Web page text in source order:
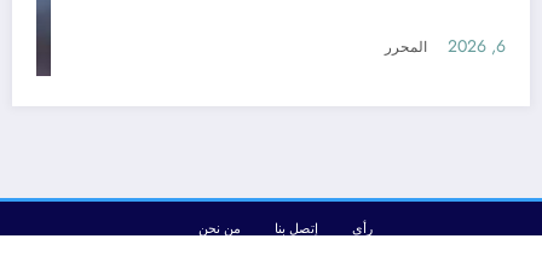
أغسطس 6, 2026
رأي إتصل بنا
من نحن